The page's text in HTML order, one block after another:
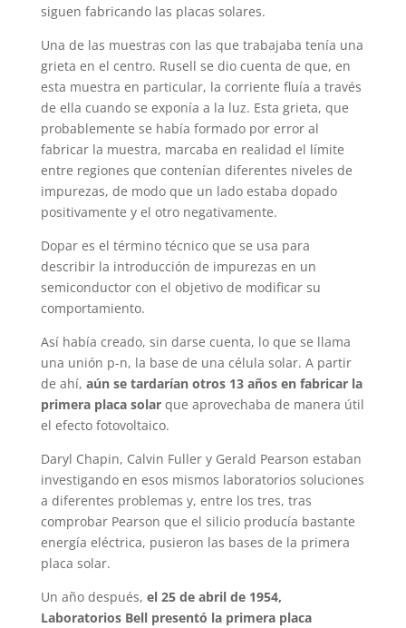
siguen fabricando las placas solares.
Una de las muestras con las que trabajaba tenía una
grieta en el centro. Rusell se dio cuenta de que, en
esta muestra en particular, la corriente fluía a través
de ella cuando se exponía a la luz. Esta grieta, que
probablemente se había formado por error al
fabricar la muestra, marcaba en realidad el límite
entre regiones que contenían diferentes niveles de
impurezas, de modo que un lado estaba dopado
positivamente y el otro negativamente.
Dopar es el término técnico que se usa para
describir la introducción de impurezas en un
semiconductor con el objetivo de modificar su
comportamiento.
Así había creado, sin darse cuenta, lo que se llama
una unión p-n, la base de una célula solar. A partir
de ahí, aún se tardarían otros 13 años en fabricar la
primera placa solarque aprovechaba de manera útil
el efecto fotovoltaico.
Daryl Chapin, Calvin Fuller y Gerald Pearson estaban
investigando en esos mismos laboratorios soluciones
a diferentes problemas y, entre los tres, tras
comprobar Pearson que el silicio producía bastante
energía eléctrica, pusieron las bases de la primera
placa solar.
Un año después, el 25 de abril de 1954,
Laboratorios Bell presentó la primera placa